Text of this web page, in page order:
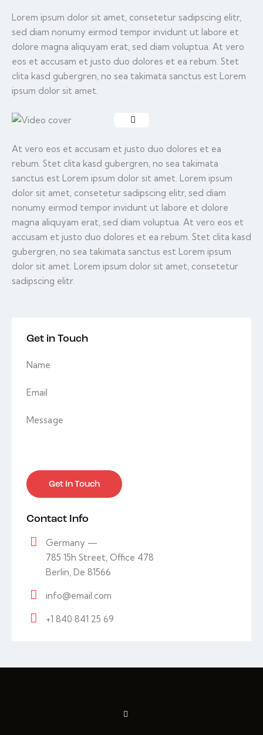
Lorem ipsum dolor sit amet, consetetur sadipscing elitr,
sed diam nonumy eirmod tempor invidunt ut labore et
dolore magna aliquyam erat, sed diam voluptua. At vero
eos et accusam et justo duo dolores et ea rebum. Stet
clita kasd gubergren, no sea takimata sanctus est Lorem
ipsum dolor sit amet.
At vero eos et accusam et justo duo dolores et ea
rebum. Stet clita kasd gubergren, no sea takimata
sanctus est Lorem ipsum dolor sit amet. Lorem ipsum
dolor sit amet, consetetur sadipscing elitr, sed diam
nonumy eirmod tempor invidunt ut labore et dolore
magna aliquyam erat, sed diam voluptua. At vero eos et
accusam et justo duo dolores et ea rebum. Stet clita kasd
gubergren, no sea takimata sanctus est Lorem ipsum
dolor sit amet. Lorem ipsum dolor sit amet, consetetur
sadipscing elitr.
Get in Touch
Contact Info
Germany —
785 15h Street, Office 478
Berlin, De 81566
info@email.com
+1 840 841 25 69